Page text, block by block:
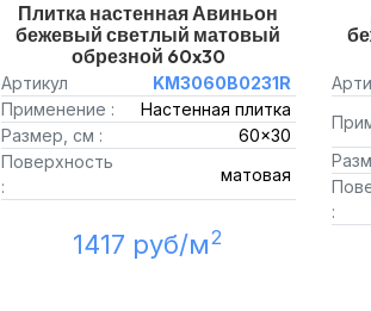
Плитка настенная Авиньон
бежевый светлый матовый
обрезной 60x30
Артикул
KM3060B0231R
Применение :
Настенная плитка
Размер, см :
60x30
Поверхность
:
матовая
1417 руб/м2
: